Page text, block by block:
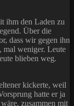
ihm den Laden zu
Über die
dass wir gegen ihn
mal weniger. Leute
blieben weg.
kickerte, weil
hatte er ja
zusammen mit